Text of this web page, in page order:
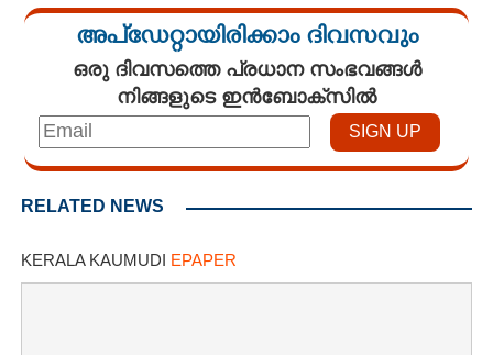
അപ്ഡേറ്റായിരിക്കാം ദിവസവും
ഒരു ദിവസത്തെ പ്രധാന സംഭവങ്ങൾ
നിങ്ങളുടെ ഇൻബോക്സിൽ
RELATED NEWS
KERALA KAUMUDI EPAPER